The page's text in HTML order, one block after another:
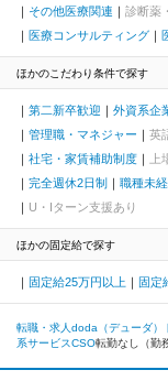
その他医療関連
診断薬
医療コンサルティング
ほかのこだわり条件で探す
第二新卒歓迎 外資系企
管理職・マネジャー
英
社宅・家賃補助制度
上
完全週休2日制
職種未
U・Iターン支援あり
ほかの固定給で探す
固定給25万円以上 固定
転職・求人doda（デューダ）
系サービスCSO転勤なし（勤